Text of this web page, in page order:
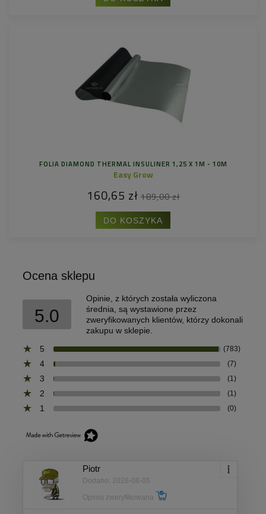
FOLIA DIAMOND THERMAL INSULINER 1,25 X 1M - 10M
Easy Grow
160,65 zł 189,00 zł
DO KOSZYKA
Ocena sklepu
5.0
Opinie, z których została wyliczona
średnia, są wystawione przez
zweryfikowanych klientów, którzy dokonali
zakupu w sklepie.
5
(783)
4 (7)
3 (1)
2 (1)
1 (0)
Piotr
Dodano: 2026-08-05
Opinia zweryfikowana